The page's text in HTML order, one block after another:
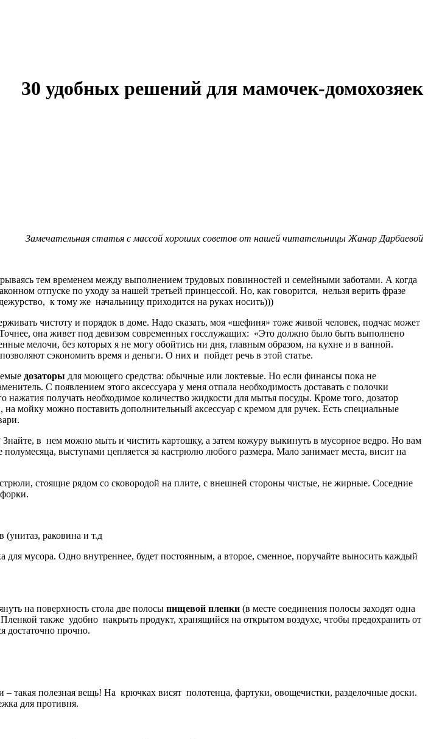
30 удобных решений для мамочек-домохозяек
Замечательная статья с массой хороших советов от нашей читательницы Жанар Дарбаевой
тем временем между выполнением трудовых повинностей и семейными заботами. А когда
отпуске по уходу за нашей третьей принцессой. Но, как говорится, нельзя верить фразе
к тому же начальницу приходится на руках носить)))
чистоту и порядок в доме. Надо сказать, моя «шефиня» тоже живой человек, подчас может
она живет под девизом современных госслужащих: «Это должно было быть выполнено
мелочи, без которых я не могу обойтись ни дня, главным образом, на кухне и в ванной.
сэкономить время и деньги. О них и пойдет речь в этой статье.
дозаторы для моющего средства: обычные или локтевые. Но если финансы пока не
С появлением этого аксессуара у меня отпала необходимость доставать с полочки
нажатия получать необходимое количество жидкости для мытья посуды. Кроме того, дозатор
мойку можно поставить дополнительный аксессуар с кремом для ручек. Есть специальные
Знайте, в нем можно мыть и чистить картошку, а затем кожуру выкинуть в мусорное ведро. Но вам
выступами цепляется за кастрюлю любого размера. Мало занимает места, висит на
стоящие рядом со сковородой на плите, с внешней стороны чистые, не жирные. Соседние
(унитаз, раковина и т.д
для мусора. Одно внутреннее, будет постоянным, а второе, сменное, поручайте выносить каждый
на поверхность стола две полосы пищевой пленки (в месте соединения полосы заходят одна
также удобно накрыть продукт, хранящийся на открытом воздухе, чтобы предохранить от
достаточно прочно.
такая полезная вещь! На крючках висят полотенца, фартуки, овощечистки, разделочные доски.
для противня.